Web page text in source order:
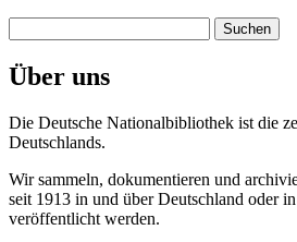
nach:
Über uns
Die Deutsche Nationalbibliothek ist die
Deutschlands.
Wir sammeln, dokumentieren und
seit 1913 in und über Deutschland oder
veröffentlicht werden.